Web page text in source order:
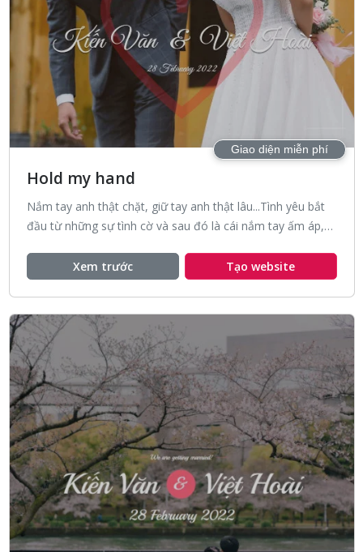
Giao diện miễn phí
Hold my hand
Nắm tay anh thật chặt, giữ tay anh thật lâu...Tình yêu bắt
đầu từ những sự tình cờ và sau đó là cái nắm tay ấm áp,
Xem trước
Tạo website